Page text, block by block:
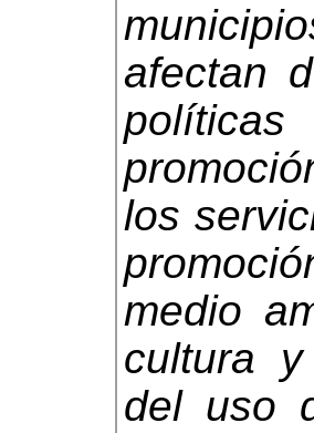
afectan
los
medio
cultura
del uso